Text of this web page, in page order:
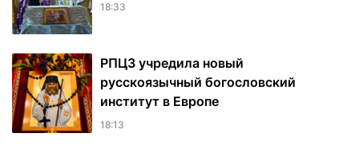
18:33
РПЦЗ учредила новый
русскоязычный богословский
институт в Европе
18:13